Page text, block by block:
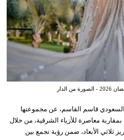
الدار
قاسم القاسم، عن مجموعتها
والتي تميزت بمقاربة معاصرة للأزياء الشرقية، من خلال
ثلاثي الأبعاد، ضمن رؤية تجمع بين